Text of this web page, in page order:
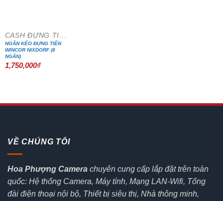
NGĂN KÉO ĐỰNG TIỀN
WINCOR NIXDORF (8
NGĂN)
1,750,000₫
VỀ CHÚNG TÔI
Hoa Phượng Camera chuyên cung cấp lắp đặt trên toàn
quốc: Hệ thống Camera, Máy tính, Mạng LAN-Wifi, Tổng
đài điện thoại nội bộ, Thiết bị siêu thị, Nhà thông minh,